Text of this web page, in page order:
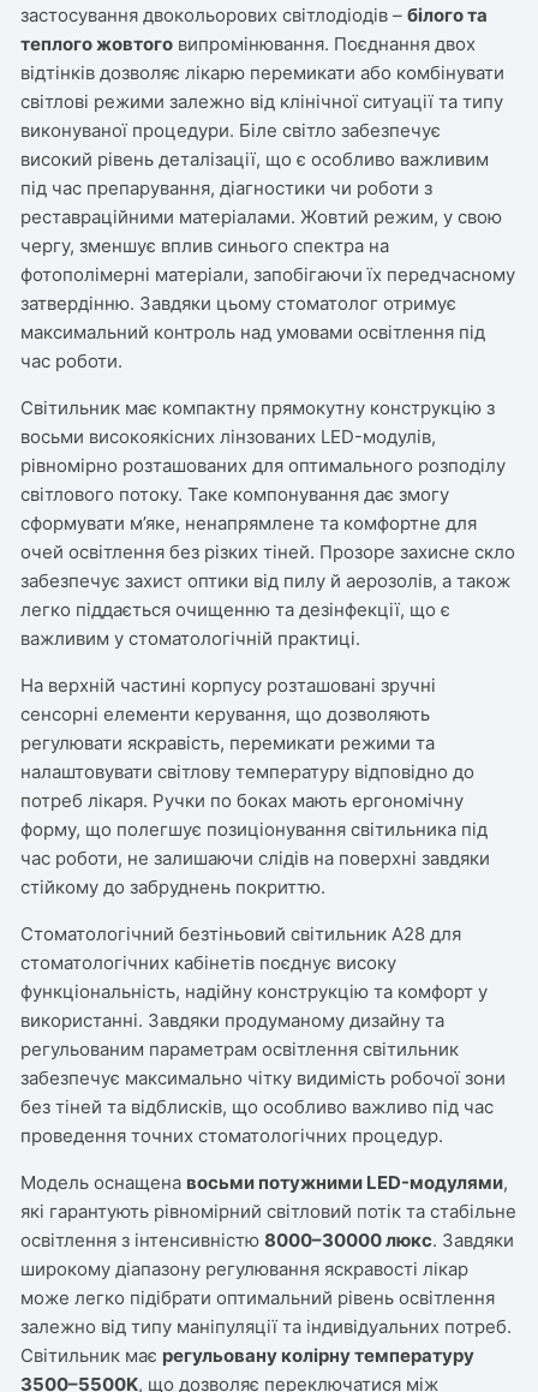
застосування двокольорових світлодіодів –білого та
теплого жовтого випромінювання. Поєднання двох
відтінків дозволяє лікарю перемикати або комбінувати
світлові режими залежно від клінічної ситуації та типу
виконуваної процедури. Біле світло забезпечує
високий рівень деталізації, що є особливо важливим
під час препарування, діагностики чи роботи з
реставраційними матеріалами. Жовтий режим, у свою
чергу, зменшує вплив синього спектра на
фотополімерні матеріали, запобігаючи їх передчасному
затвердінню. Завдяки цьому стоматолог отримує
максимальний контроль над умовами освітлення під
час роботи.
Світильник має компактну прямокутну конструкцію з
восьми високоякісних лінзованих LED-модулів,
рівномірно розташованих для оптимального розподілу
світлового потоку. Таке компонування дає змогу
сформувати м’яке, ненапрямлене та комфортне для
очей освітлення без різких тіней. Прозоре захисне скло
забезпечує захист оптики від пилу й аерозолів, а також
легко піддається очищенню та дезінфекції, що є
важливим у стоматологічній практиці.
На верхній частині корпусу розташовані зручні
сенсорні елементи керування, що дозволяють
регулювати яскравість, перемикати режими та
налаштовувати світлову температуру відповідно до
потреб лікаря. Ручки по боках мають ергономічну
форму, що полегшує позиціонування світильника під
час роботи, не залишаючи слідів на поверхні завдяки
стійкому до забруднень покриттю.
Стоматологічний безтіньовий світильникА28 для
стоматологічних кабінетів поєднує високу
функціональність, надійну конструкцію та комфорт у
використанні. Завдяки продуманому дизайну та
регульованим параметрам освітлення світильник
забезпечує максимально чітку видимість робочої зони
без тіней та відблисків, що особливо важливо під час
проведення точних стоматологічних процедур.
Модель оснащена восьми потужними LED-модулями,
які гарантують рівномірний світловий потік та стабільне
освітлення з інтенсивністю8000–30000 люкс. Завдяки
широкому діапазону регулювання яскравості лікар
може легко підібрати оптимальний рівень освітлення
залежно від типу маніпуляції та індивідуальних потреб.
Світильник має регульовану колірну температуру
3500–5500K, що дозволяє переключатися між